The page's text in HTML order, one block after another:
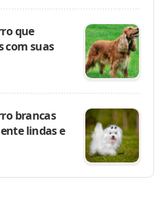
que
com suas
brancas
lindas e